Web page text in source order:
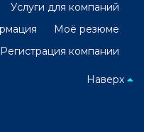
Услуги для компаний
Моё резюме
Регистрация компании
Наверх